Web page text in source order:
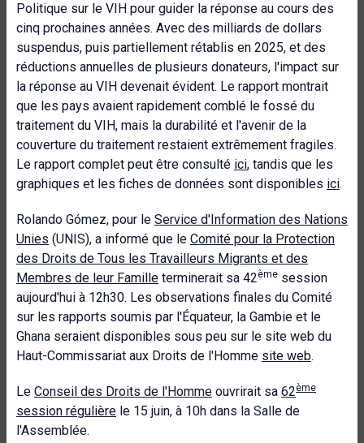
Politique sur le VIH pour guider la réponse au cours des
cinq prochaines années. Avec des milliards de dollars
suspendus, puis partiellement rétablis en 2025, et des
réductions annuelles de plusieurs donateurs, l'impact sur
la réponse au VIH devenait évident. Le rapport montrait
que les pays avaient rapidement comblé le fossé du
traitement du VIH, mais la durabilité et l'avenir de la
couverture du traitement restaient extrêmement fragiles.
Le rapport complet peut être consulté ici, tandis que les
graphiques et les fiches de données sont disponibles ici.
Rolando Gómez, pour le Service d'Information des Nations
Unies (UNIS), a informé que le Comité pour la Protection
des Droits de Tous les Travailleurs Migrants et des
Membres de leur Famille terminerait sa 42ème session
aujourd'hui à 12h30. Les observations finales du Comité
sur les rapports soumis par l'Équateur, la Gambie et le
Ghana seraient disponibles sous peu sur le site web du
Haut-Commissariat aux Droits de l'Homme site web.
Le Conseil des Droits de l'Homme ouvrirait sa 62ème
session régulière le 15 juin, à 10h dans la Salle de
l'Assemblée.